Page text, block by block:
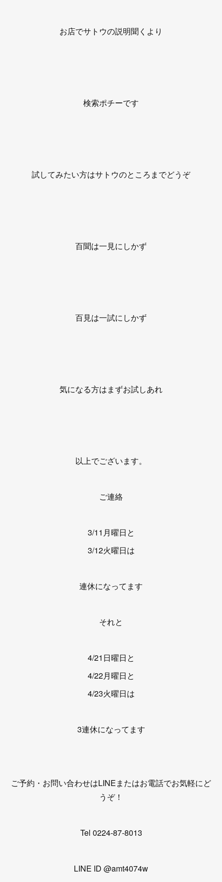
お店でサトウの説明聞くより
検索ポチーです
試してみたい方はサトウのところまでどうぞ
百聞は一見にしかず
百見は一試にしかず
気になる方はまずお試しあれ
以上でございます。
ご連絡
3/11月曜日と
3/12火曜日は
連休になってます
それと
4/21日曜日と
4/22月曜日と
4/23火曜日は
3連休になってます
ご予約・お問い合わせはLINEまたはお電話でお気軽にど
うぞ！
Tel 0224-87-8013
LINE ID @amt4074w